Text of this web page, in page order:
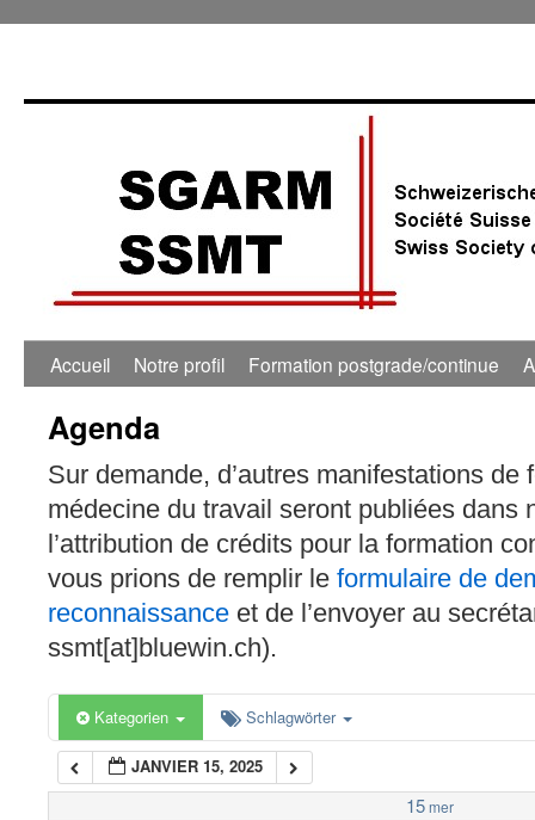
Accueil Notre profil Formation postgrade/continue
Agenda
Sur demande, d’autres manifestations de
médecine du travail seront publiées dans
l’attribution de crédits pour la formation
vous prions de remplir le formulaire de
reconnaissance et de l’envoyer au
ssmt[at]bluewin.ch).
Kategorien Schlagwörter
JANVIER 15, 2025
15mer
2:00
7:00